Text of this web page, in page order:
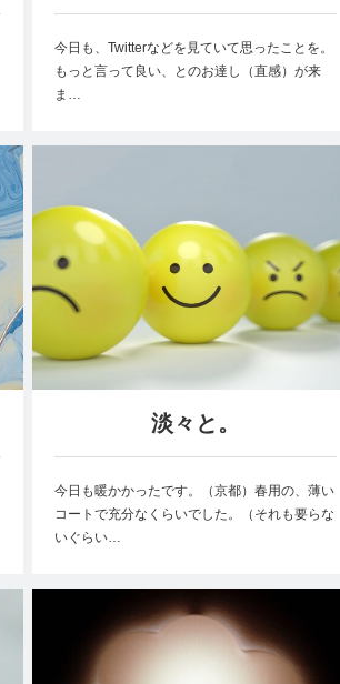
今日も、Twitterなどを見ていて思ったことを。
もっと言って良い、とのお達し（直感）が来
ま…
淡々と。
今日も暖かかったです。（京都）春用の、薄い
コートで充分なくらいでした。（それも要らな
いぐらい…